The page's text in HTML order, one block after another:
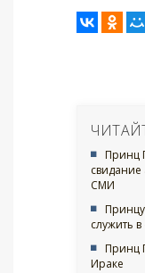
Принц
свидание
СМИ
служить
Принц
Ираке